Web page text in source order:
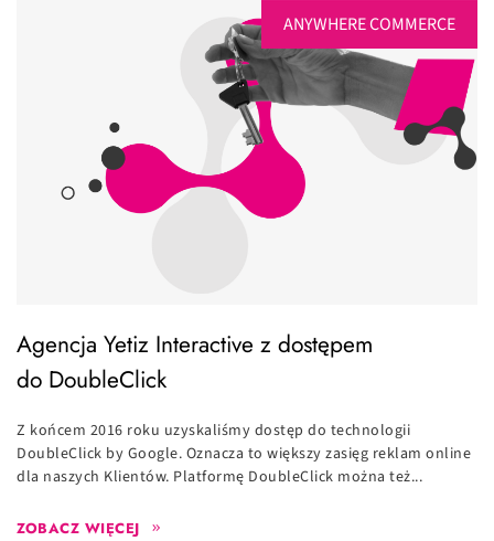
ANYWHERE COMMERCE
Agencja Yetiz Interactive z dostępem
do DoubleClick
Z końcem 2016 roku uzyskaliśmy dostęp do technologii
DoubleClick by Google. Oznacza to większy zasięg reklam online
dla naszych Klientów. Platformę DoubleClick można też...
ZOBACZ WIĘCEJ